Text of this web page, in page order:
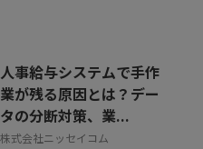
人事給与システムで手作
業が残る原因とは？デー
タの分断対策、業...
株式会社ニッセイコム